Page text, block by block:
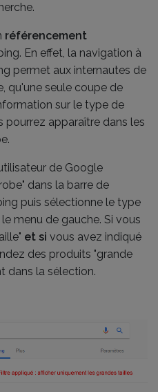
référencement
En effet, la navigation à
permet aux internautes de
qu'une seule coupe de
sur le type de
apparaître dans les
de Google
dans la barre de
puis sélectionne le type
menu de gauche. Si vous
et si vous avez indiqué
des produits "grande
dans la sélection.